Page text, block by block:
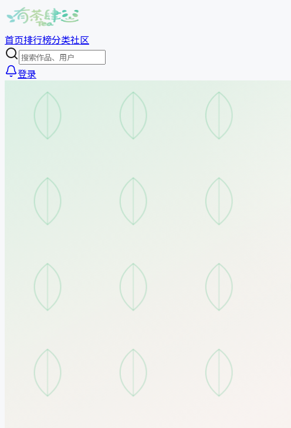
首页排行榜分类社区
登录